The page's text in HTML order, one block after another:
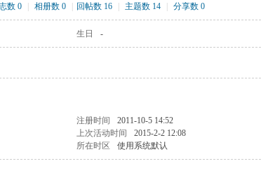
数 0 相册数 0 回帖数 16 主题数 14 分享数 0
生日 -
注册时间
2011-10-5 14:52
上次活动时间
2015-2-2 12:08
所在时区 使用系统默认